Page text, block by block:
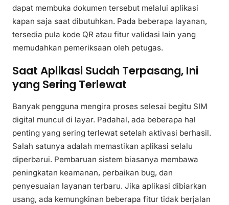
dapat membuka dokumen tersebut melalui aplikasi
kapan saja saat dibutuhkan. Pada beberapa layanan,
tersedia pula kode QR atau fitur validasi lain yang
memudahkan pemeriksaan oleh petugas.
Saat Aplikasi Sudah Terpasang, Ini
yang Sering Terlewat
Banyak pengguna mengira proses selesai begitu SIM
digital muncul di layar. Padahal, ada beberapa hal
penting yang sering terlewat setelah aktivasi berhasil.
Salah satunya adalah memastikan aplikasi selalu
diperbarui. Pembaruan sistem biasanya membawa
peningkatan keamanan, perbaikan bug, dan
penyesuaian layanan terbaru. Jika aplikasi dibiarkan
usang, ada kemungkinan beberapa fitur tidak berjalan